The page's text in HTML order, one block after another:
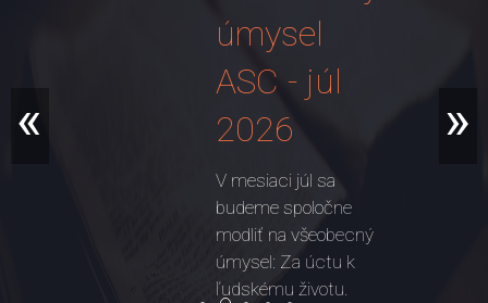
úmysel
ASC - júl
2026
V mesiaci júl sa
budeme spoločne
modliť na všeobecný
úmysel: Za úctu k
ľudskému životu.
« »